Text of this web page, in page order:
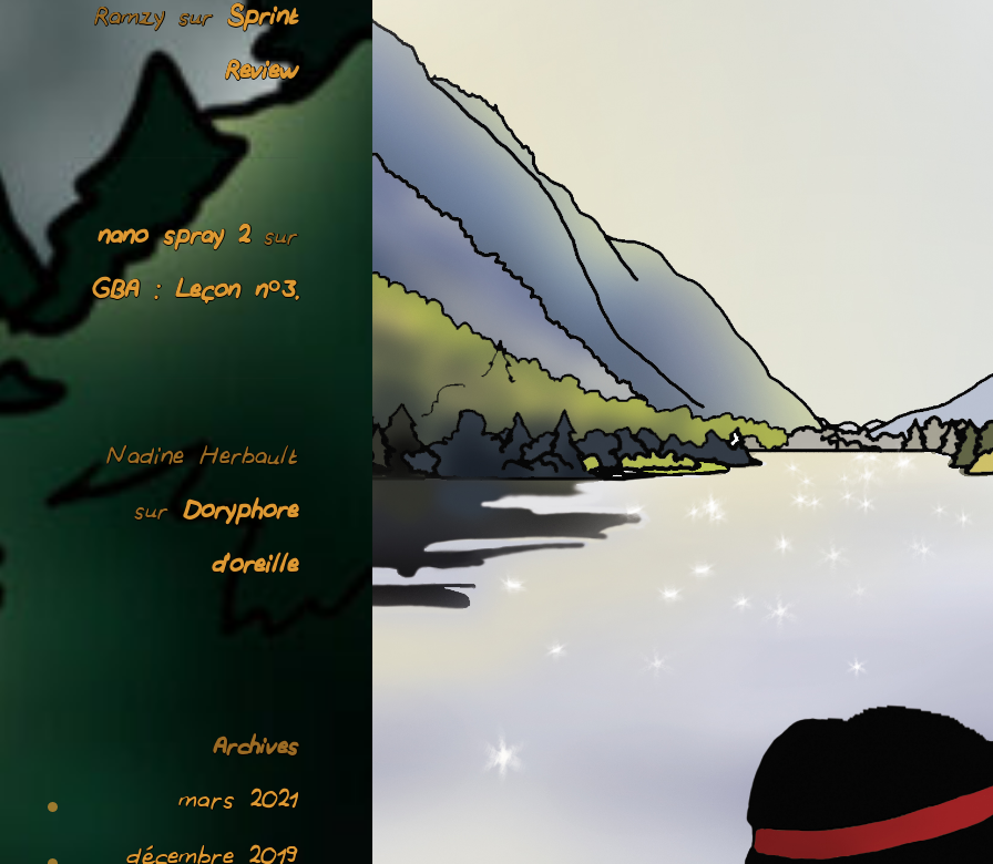
Ramzysur Sprint
Review
nano spray 2sur
GBA : Leçon n°3.
Nadine Herbault
sur Doryphore
d’oreille
Archives
mars 2021